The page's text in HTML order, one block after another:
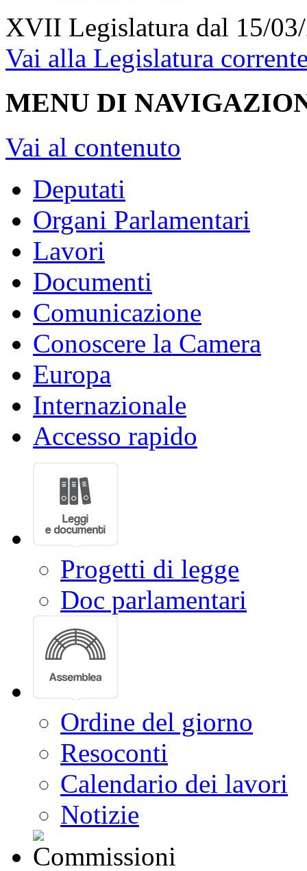
XVII Legislatura dal 15/
Vai alla Legislatura
MENU DI
Vai al contenuto
Deputati
Organi Parlamentari
Lavori
Documenti
Comunicazione
Conoscere la Camera
Europa
Internazionale
Accesso rapido
Progetti di legge
Doc parlamentari
Ordine del giorno
Resoconti
Calendario dei lavori
Notizie